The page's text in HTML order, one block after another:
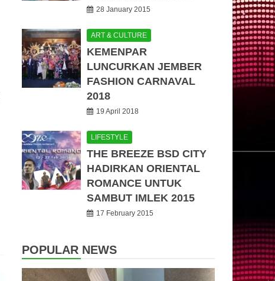
28 January 2015
ART & CULTURE
KEMENPAR
LUNCURKAN JEMBER
FASHION CARNAVAL
2018
19 April 2018
LIFESTYLE
THE BREEZE BSD CITY
HADIRKAN ORIENTAL
ROMANCE UNTUK
SAMBUT IMLEK 2015
17 February 2015
POPULAR NEWS